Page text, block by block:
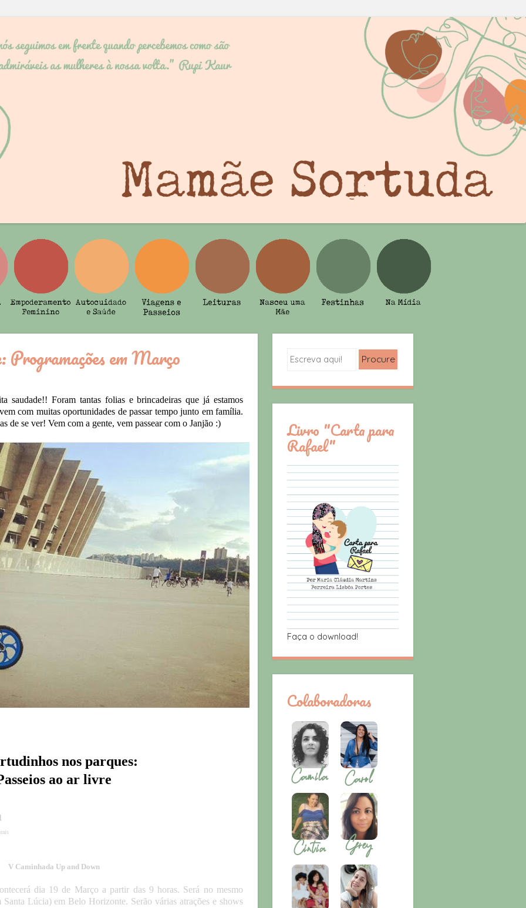
em Março
saudade!! Foram tantas folias e brincadeiras que já estamos
com muitas oportunidades de passar tempo junto em família.
de se ver! Vem com a gente, vem passear com o Janjão :)
nos parques:
ao ar livre
V Caminhada Up and Down
dia 19 de Março a partir das 9 horas. Será no mesmo
Santa Lúcia) em Belo Horizonte. Serão várias atrações e shows
Search
Livro "Carta para
Rafael"
Faça o download!
Colaboradoras